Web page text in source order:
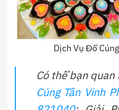
Dịch Vụ Đồ
Có thể bạn quan
Cúng Tân Vinh